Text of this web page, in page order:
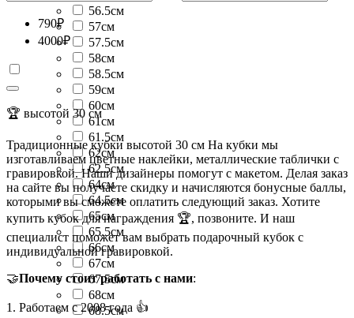
56.5см
57см
57.5см
58см
58.5см
59см
60см
61см
61.5см
62см
62.5см
64см
64.5см
65см
65.5см
66см
67см
67.5см
68см
68.5см
790₽
4000₽
🏆 высотой 30 см
Традиционные кубки высотой 30 см На кубки мы
изготавливаем цветные наклейки, металлические таблички с
гравировкой. Наши дизайнеры помогут с макетом. Делая заказ
на сайте вы получаете скидку и начисляются бонусные баллы,
которыми вы сможете оплатить следующий заказ. Хотите
купить кубок для награждения 🏆, позвоните. И наш
специалист поможет вам выбрать подарочный кубок с
индивидуальной гравировкой.
🤝Почему стоит работать с нами:
1. Работаем с 2008 года 👍